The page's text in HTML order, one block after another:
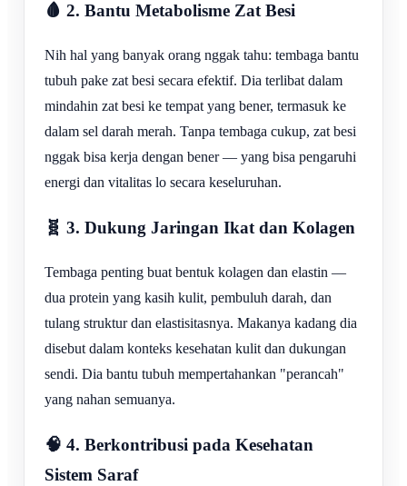
🩸 2. Bantu Metabolisme Zat Besi
Nih hal yang banyak orang nggak tahu: tembaga bantu
tubuh pake zat besi secara efektif. Dia terlibat dalam
mindahin zat besi ke tempat yang bener, termasuk ke
dalam sel darah merah. Tanpa tembaga cukup, zat besi
nggak bisa kerja dengan bener — yang bisa pengaruhi
energi dan vitalitas lo secara keseluruhan.
🧬 3. Dukung Jaringan Ikat dan Kolagen
Tembaga penting buat bentuk kolagen dan elastin —
dua protein yang kasih kulit, pembuluh darah, dan
tulang struktur dan elastisitasnya. Makanya kadang dia
disebut dalam konteks kesehatan kulit dan dukungan
sendi. Dia bantu tubuh mempertahankan "perancah"
yang nahan semuanya.
🧠 4. Berkontribusi pada Kesehatan
Sistem Saraf